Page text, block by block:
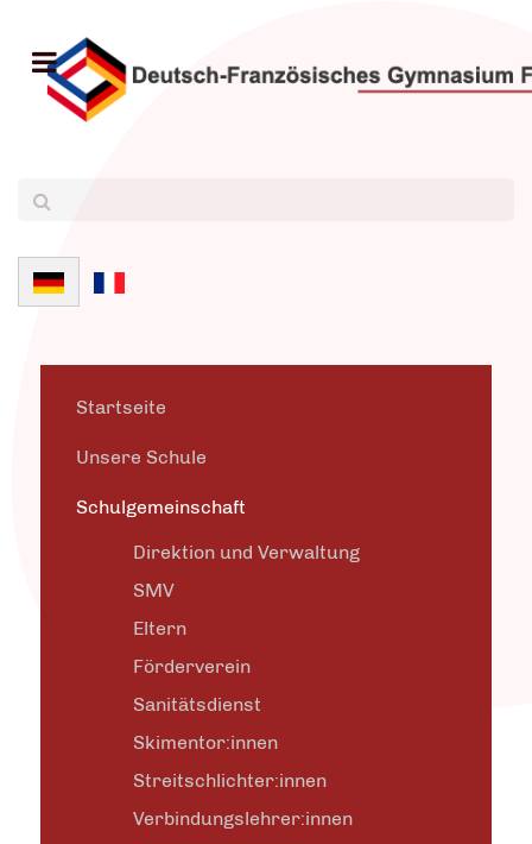
Sprache auswählen
Startseite
Unsere Schule
Schulgemeinschaft
Direktion und Verwaltung
SMV
Eltern
Förderverein
Sanitätsdienst
Skimentor:innen
Streitschlichter:innen
Verbindungslehrer:innen